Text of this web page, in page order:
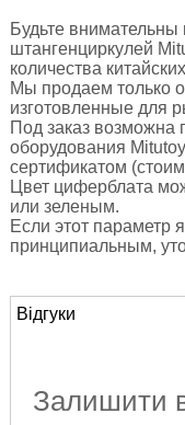
Будьте внимательны
штангенциркулей
количества
Мы продаем только
изготовленные для
Под заказ возможна
оборудования
сертификатом
Цвет циферблата
или зеленым.
Если этот параметр
принципиальным,
Відгуки
Залишити